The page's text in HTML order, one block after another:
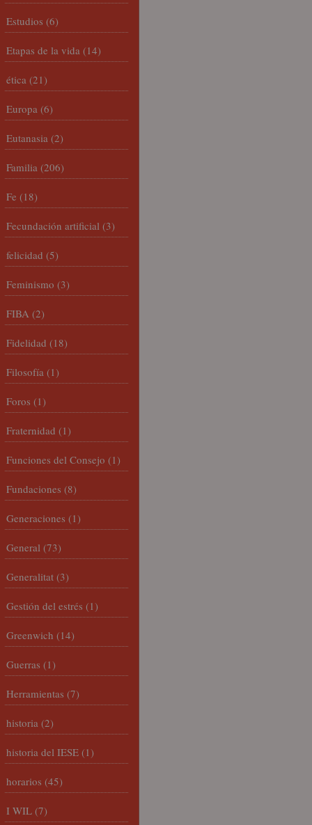
Estudios (6)
Etapas de la vida (14)
ética (21)
Europa (6)
Eutanasia (2)
Familia (206)
Fe (18)
Fecundación artificial (3)
felicidad (5)
Feminismo (3)
FIBA (2)
Fidelidad (18)
Filosofía (1)
Foros (1)
Fraternidad (1)
Funciones del Consejo (1)
Fundaciones (8)
Generaciones (1)
General (73)
Generalitat (3)
Gestión del estrés (1)
Greenwich (14)
Guerras (1)
Herramientas (7)
historia (2)
historia del IESE (1)
horarios (45)
I WIL (7)